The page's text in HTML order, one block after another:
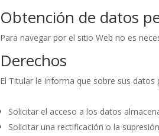
Obtención de datos
Para navegar por el sitio Web no es
Derechos
El Titular le informa que sobre sus datos
Solicitar el acceso a los datos
Solicitar una rectificación o la